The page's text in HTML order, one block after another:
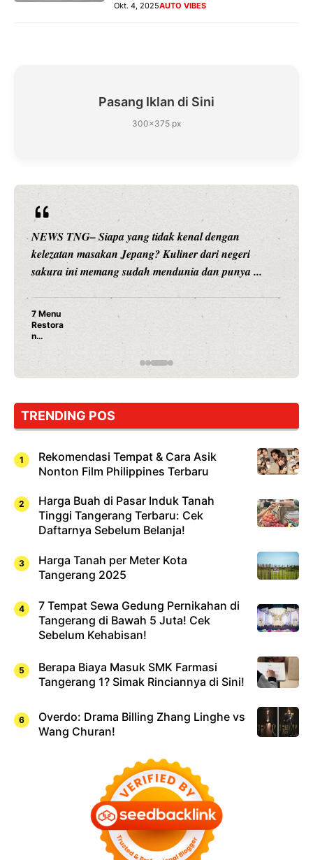
Okt. 4, 2025AUTO VIBES
Pasang Iklan di Sini
300×375 px
NEWS TNG– Siapa sangka, dua nama besar di dunia
hiburan, Nunung Srimulat dan Vicky Prasetyo, kini
merambah dunia kuliner dengan ...
Nunung Srimulat & Vicky Prasetyo Buka Restoran
Rahasia Mami Bikin Nagih!
TRENDING POS
Rekomendasi Tempat & Cara Asik
Nonton Film Philippines Terbaru
Harga Buah di Pasar Induk Tanah
Tinggi Tangerang Terbaru: Cek
Daftarnya Sebelum Belanja!
Harga Tanah per Meter Kota
Tangerang 2025
7 Tempat Sewa Gedung Pernikahan di
Tangerang di Bawah 5 Juta! Cek
Sebelum Kehabisan!
Berapa Biaya Masuk SMK Farmasi
Tangerang 1? Simak Rinciannya di Sini!
Overdo: Drama Billing Zhang Linghe vs
Wang Churan!